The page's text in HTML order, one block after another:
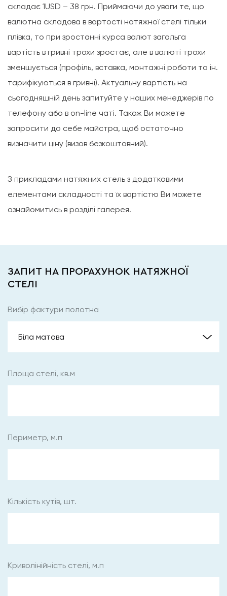
складає 1USD – 38 грн. Приймаючи до уваги те, що
валютна складова в вартості натяжної стелі тільки
плівка, то при зростанні курса валют загальга
вартість в гривні трохи зростає, але в валюті трохи
зменшується (профіль, вставка, монтажні роботи та ін.
тарифікуються в гривні). Актуальну вартість на
сьогодняшній день запитуйте у наших менеджерів по
телефону або в on-line чаті. Також Ви можете
запросити до себе майстра, щоб остаточно
визначити ціну (визов безкоштовний).
З прикладами натяжних стель з додатковими
елементами складності та їх вартістю Ви можете
ознайомитись в розділі галерея.
ЗАПИТ НА ПРОРАХУНОК НАТЯЖНОЇ
СТЕЛІ
Вибір фактури полотна
Площа стелі, кв.м
Периметр, м.п
Кількість кутів, шт.
Криволінійність стелі, м.п